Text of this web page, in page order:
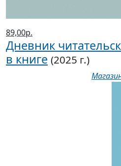
89,00р.
Дневник
в книге (2025 г.)